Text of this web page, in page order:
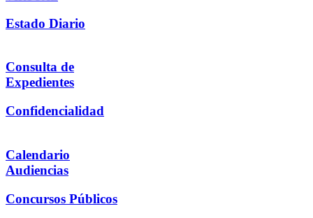
Estado Diario
Consulta de
Expedientes
Confidencialidad
Calendario
Audiencias
Concursos Públicos